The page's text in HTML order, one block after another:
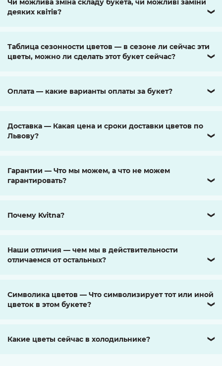
деяких квітів?
❯
Таблица сезонности цветов — в сезоне ли сейчас эти
цветы, можно ли сделать этот букет сейчас?
❯
Оплата — какие варианты оплаты за букет? ❯
Доставка — Какая цена и сроки доставки цветов по
Львову?
❯
Гарантии — Что мы можем, а что не можем
гарантировать?
❯
Почему Kvitna? ❯
Наши отличия — чем мы в действительности
отличаемся от остальных?
❯
Символика цветов — Что символизирует тот или иной
цветок в этом букете?
❯
Какие цветы сейчас в холодильнике? ❯